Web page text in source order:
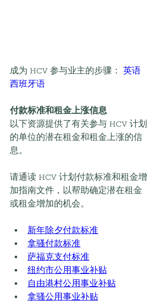
成为 HCV 参与业主的步骤： 英语
西班牙语
付款标准和租金上涨信息
以下资源提供了有关参与 HCV 计划
的单位的潜在租金和租金上涨的信
息。
请通读 HCV 计划付款标准和租金增
加指南文件，以帮助确定潜在租金
或租金增加的机会。
新年除夕付款标准
拿骚付款标准
萨福克支付标准
纽约市公用事业补贴
自由港村公用事业补贴
拿骚公用事业补贴